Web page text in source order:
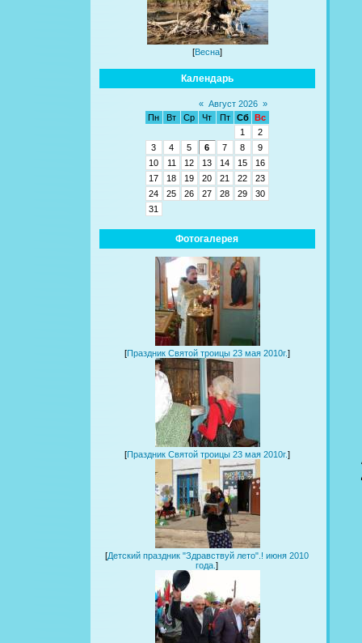
[Весна]
Календарь
« Август 2026 »
Пн
Вт Ср Чт Пт Сб
Вс
1
2
3
4 5 6 7 8
9
10
11 12 13 14 15
16
17
18 19 20 21 22
23
24
25 26 27 28 29
30
31
Фотогалерея
[Праздник Святой троицы 23 мая 2010г.]
[Праздник Святой троицы 23 мая 2010г.]
[Детский праздник "Здравствуй лето".! июня 2010
года.]